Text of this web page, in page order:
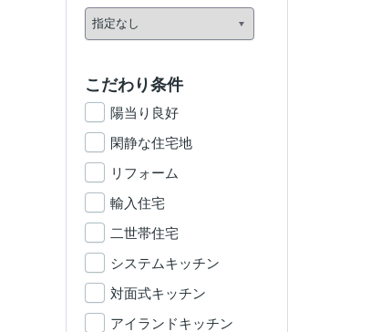
こだわり条件
陽当り良好
閑静な住宅地
リフォーム
輸入住宅
二世帯住宅
システムキッチン
対面式キッチン
アイランドキッチン